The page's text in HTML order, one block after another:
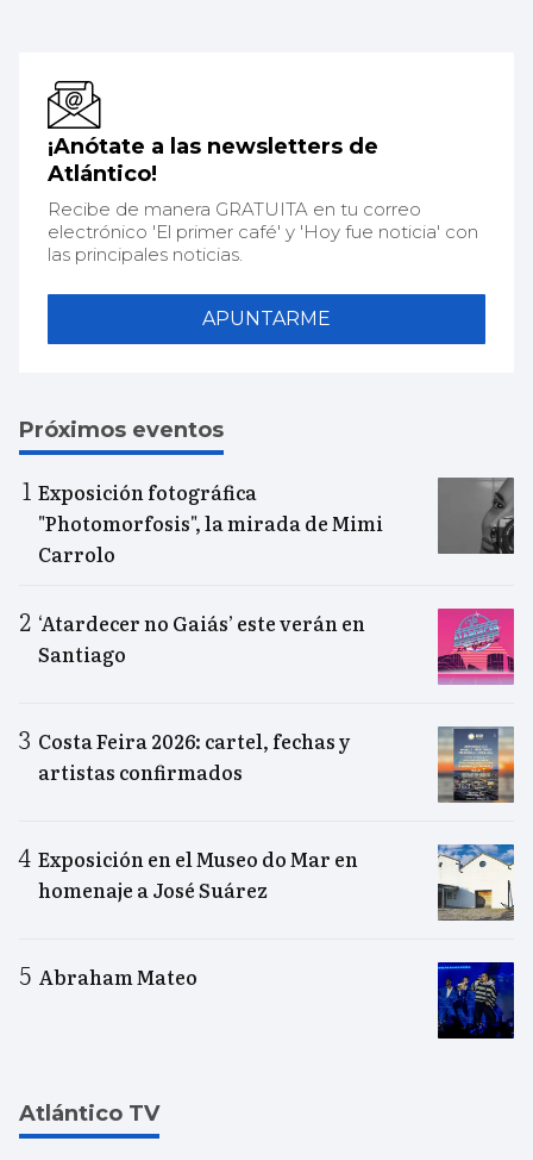
¡Anótate a las newsletters de
Atlántico!
Recibe de manera GRATUITA en tu correo
electrónico 'El primer café' y 'Hoy fue noticia' con
las principales noticias.
APUNTARME
Próximos eventos
Exposición fotográfica
"Photomorfosis", la mirada de Mimi
Carrolo
‘Atardecer no Gaiás’ este verán en
Santiago
Costa Feira 2026: cartel, fechas y
artistas confirmados
Exposición en el Museo do Mar en
homenaje a José Suárez
Abraham Mateo
Atlántico TV